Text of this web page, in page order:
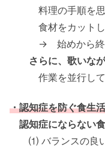
料理の手順を思
食材をカットしな
→ 始めから終わ
さらに、歌いな
作業を並行して
・認知症を防ぐ食生活
認知症にならない
⑴ バランスの良い